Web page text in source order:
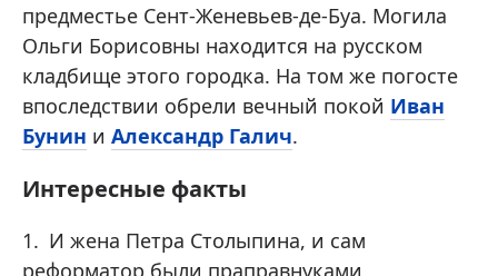
предместье Сент-Женевьев-де-Буа. Могила
Ольги Борисовны находится на русском
кладбище этого городка. На том же погосте
впоследствии обрели вечный покой Иван
Бунин и Александр Галич.
Интересные факты
И жена Петра Столыпина, и сам